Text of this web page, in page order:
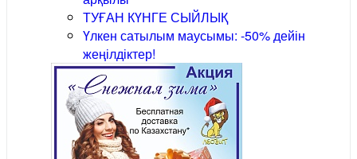
ТУҒАН КҮНГЕ СЫЙЛЫҚ
Үлкен сатылым маусымы: -50% дейін
жеңілдіктер!